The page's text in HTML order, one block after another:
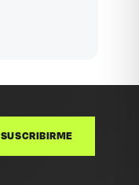
SUSCRIBIRME